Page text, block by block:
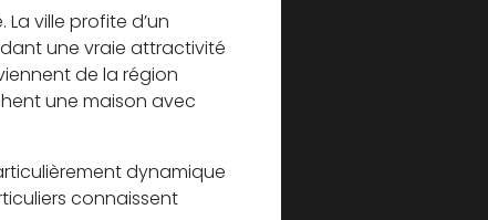
La ville profite d’un
une vraie attractivité
de la région
une maison avec
dynamique
connaissent